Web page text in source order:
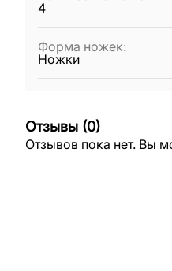
4
Форма ножек:
Ножки
Отзывы (0)
Отзывов пока нет. Вы